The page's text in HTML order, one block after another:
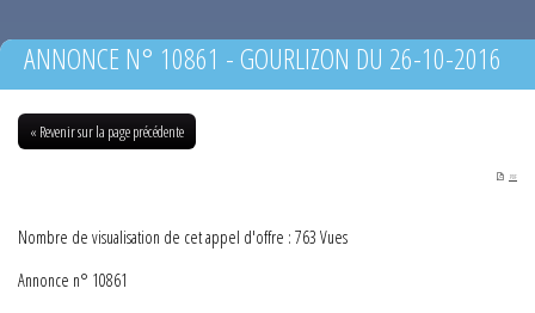
ANNONCE N° 10861 - GOURLIZON DU 26-10-2016
« Revenir sur la page précédente
PDF
Nombre de visualisation de cet appel d'offre : 763 Vues
Annonce n° 10861